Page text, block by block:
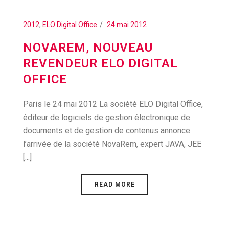
2012, ELO Digital Office 24 mai 2012
NOVAREM, NOUVEAU
REVENDEUR ELO DIGITAL
OFFICE
Paris le 24 mai 2012 La société ELO Digital Office,
éditeur de logiciels de gestion électronique de
documents et de gestion de contenus annonce
l’arrivée de la société NovaRem, expert JAVA, JEE
[...]
READ MORE